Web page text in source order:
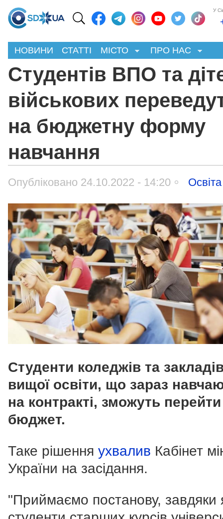
У
НОВИНИ СТАТТІ МІСТО ПРО НАС
Студентів ВПО та
військових
на бюджетну форму
навчання
Опубліковано 24.10.2022 - 14:20 Освіта
Студенти коледжів та
вищої освіти, що зараз
на контракті, зможуть
бюджет.
Таке рішення ухвалив Кабінет
України на засідання.
"Приймаємо постанову, завдяки